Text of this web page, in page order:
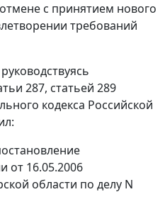
с принятием нового
требований
287, статьей 289
кодекса Российской
от 16.05.2006
области по делу N